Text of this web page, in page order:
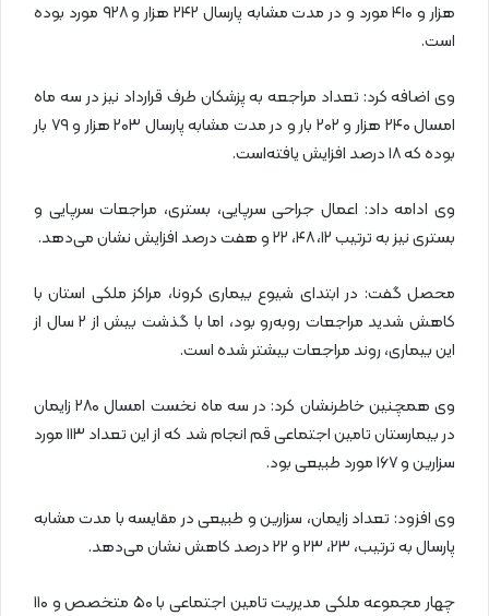
هزار و ۴۱۰ مورد و در مدت مشابه پارسال ۲۴۲ هزار و ۹۲۸ مورد بوده
است.
وی اضافه کرد: تعداد مراجعه به پزشکان طرف قرارداد نیز در سه ماه
امسال ۲۴۰ هزار و ۲۰۲ بار و در مدت مشابه پارسال ۲۰۳ هزار و ۷۹ بار
بوده که ۱۸ درصد افزایش یافته‌است.
وی ادامه داد: اعمال جراحی سرپایی، بستری، مراجعات سرپایی و
بستری نیز به ترتیب ۱۲، ۴۸، ۲۲ و هفت درصد افزایش نشان می‌دهد.
محصل گفت: در ابتدای شیوع بیماری کرونا، مراکز ملکی استان با
کاهش شدید مراجعات روبه‌رو بود، اما با گذشت بیش از ۲ سال از
این بیماری، روند مراجعات بیشتر شده است.
وی همچنین خاطرنشان کرد: در سه ماه نخست امسال ۲۸۰ زایمان
در بیمارستان تامین اجتماعی قم انجام شد که از این تعداد ۱۱۳ مورد
سزارین و ۱۶۷ مورد طبیعی بود.
وی افزود: تعداد زایمان، سزارین و طبیعی در مقایسه با مدت مشابه
پارسال به ترتیب، ۲۳، ۲۳ و ۲۲ درصد کاهش نشان می‌دهد.
چهار مجموعه ملکی مدیریت تامین اجتماعی با ۵۰ متخصص و ۱۱۰